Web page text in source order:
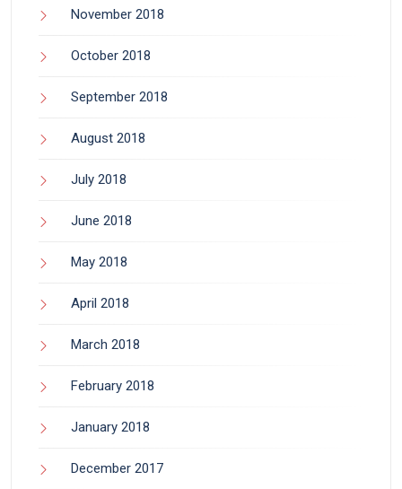
November 2018
October 2018
September 2018
August 2018
July 2018
June 2018
May 2018
April 2018
March 2018
February 2018
January 2018
December 2017